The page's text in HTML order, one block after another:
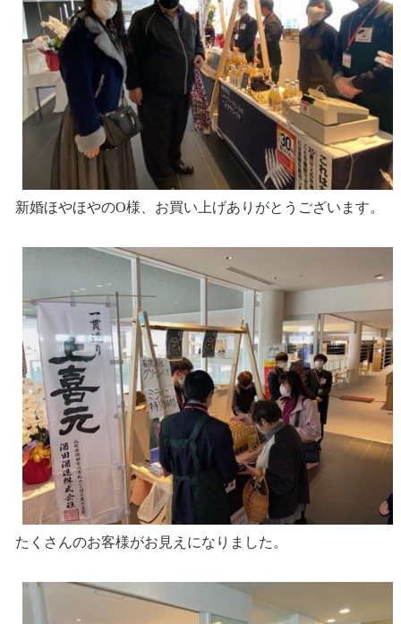
新婚ほやほやのO様、お買い上げありがとうございます。
たくさんのお客様がお見えになりました。